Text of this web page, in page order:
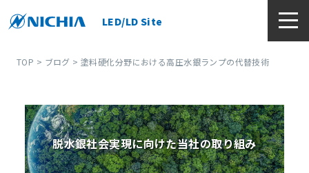
LED/LD Site
TOP > ブログ > 塗料硬化分野における高圧水銀ランプの代替技術
脱水銀社会実現に向けた当社の取り組み